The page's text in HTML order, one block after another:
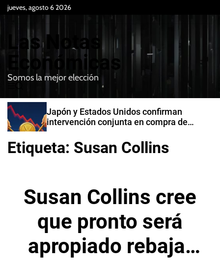
jueves, agosto 6 2026
Las Notas
Económicas
Somos la mejor elección
e
n
u
B
u
c
a
Japón y Estados Unidos confirman
intervención conjunta en compra de
Etiqueta: Susan Collins
Susan Collins cree
que pronto será
apropiado rebajar